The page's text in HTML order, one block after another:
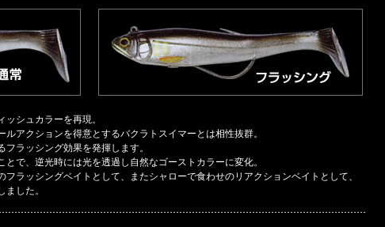
シュカラーを再現。
アクションを得意とするバクラトスイマーとは相性抜群。
ラッシング効果を発揮します。
で、逆光時には光を透過し自然なゴーストカラーに変化。
ラッシングベイトとして、またシャローで食わせのリアクションベイトとして、
した。